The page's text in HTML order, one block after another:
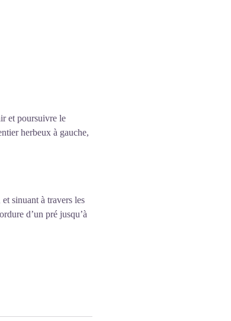
et poursuivre le
herbeux à gauche,
sinuant à travers les
d’un pré jusqu’à